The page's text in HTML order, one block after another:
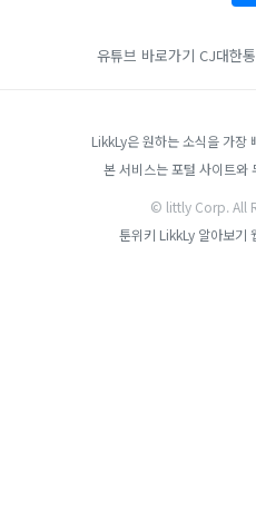
유튜브 바로가기 CJ대한
LikkLy은 원하는 소식을 가장
본 서비스는 포털 사이트와
© littly Corp. All
툰위키 LikkLy 알아보기